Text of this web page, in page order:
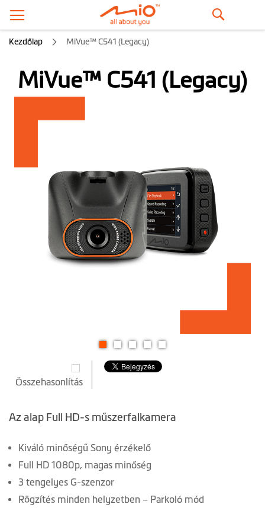
Keresés
Kezdőlap MiVue™ C541 (Legacy)
MiVue™ C541 (Legacy)
képgaléria
Összehasonlítás
Az alap Full HD-s műszerfalkamera
Kiváló minőségű Sony érzékelő
Full HD 1080p, magas minőség
3 tengelyes G-szenzor
Rögzítés minden helyzetben – Parkoló mód